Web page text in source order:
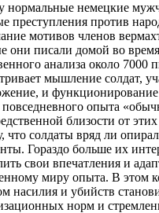
нормальные немецкие
преступления против
мотивов членов
они писали домой во
анализа около
мышление солдат,
и
повседневного опыта
близости от
что солдаты вряд ли
Гораздо больше их
свои впечатления и
миру опыта. В этом
насилия и убийств
норм и